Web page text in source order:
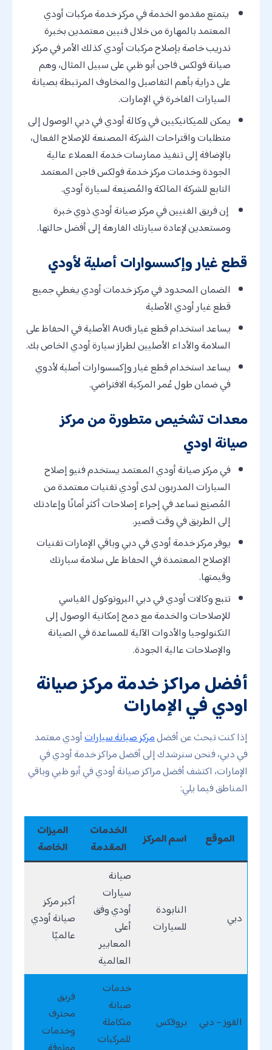
يتمتع مقدمو الخدمة في مركز خدمة مركبات أودي
المعتمد بالمهارة من خلال فنيين معتمدين بخبرة
تدريب خاصة بإصلاح مركبات أودي كذلك الأمر في مركز
صيانة فولكس فاجن أبو ظبي على سبيل المثال، وهم
على دراية بأهم التفاصيل والمخاوف المرتبطة بصيانة
السيارات الفاخرة في الإمارات.
يمكن للميكانيكيين في وكالة أودي في دبي الوصول إلى
متطلبات واقتراحات الشركة المصنعة للإصلاح الفعال،
بالإضافة إلى تنفيذ ممارسات خدمة العملاء عالية
الجودة وخدمات مركز خدمة فولكس فاجن المعتمد
التابع للشركة المالكة والمُصنِعة لسيارة أودي.
إن فريق الفنيين في مركز صيانة أودي ذوي خبرة
ومستعدين لإعادة سيارتك الفارهة إلى أفضل حالتها.
قطع غيار وإكسسوارات أصلية لأودي
الضمان المحدود في مركز خدمات أودي يغطي جميع
قطع غيار أودي الأصلية
يساعد استخدام قطع غيار Audi الأصلية في الحفاظ على
السلامة والأداء الأصليين لطراز سيارة أودي الخاص بك.
يساعد استخدام قطع غيار وإكسسوارات أصلية لأدوي
في ضمان طول عُمر المركبة الافتراضي.
معدات تشخيص متطورة من مركز
صيانة اودي
في مركز صيانة أودي المعتمد يستخدم فنيو إصلاح
السيارات المدربون لدى أودي تقنيات معتمدة من
المُصنِع تساعد في إجراء إصلاحات أكثر أمانًا وإعادتك
إلى الطريق في وقت قصير.
يوفر مركز خدمة أودي في دبي وباقي الإمارات تقنيات
الإصلاح المعتمدة في الحفاظ على سلامة سيارتك
وقيمتها.
تتبع وكالات أودي في دبي البروتوكول القياسي
للإصلاحات والخدمة مع دمج إمكانية الوصول إلى
التكنولوجيا والأدوات الآلية للمساعدة في الصيانة
والإصلاحات عالية الجودة.
أفضل مراكز خدمة مركز صيانة
اودي في الإمارات
إذا كنت تبحث عن أفضلمركز صيانة سياراتأودي معتمد
في دبي، فنحن سنرشدك إلى أفضل مراكز خدمة أودي في
الإمارات، اكتشف أفضل مراكز صيانة أودي في أبو ظبي وباقي
المناطق فيما يلي:
الموقع اسم المركز
الخدمات
المقدمة
الميزات
الخاصة
دبي
النابودة
للسيارات
صيانة
سيارات
أودي وفق
أعلى
المعايير
العالمية
أكبر مركز
صيانة أودي
عالميًا
القوز – دبي بروفكس
خدمات
صيانة
متكاملة
للمركبات
فريق
محترف
وخدمات